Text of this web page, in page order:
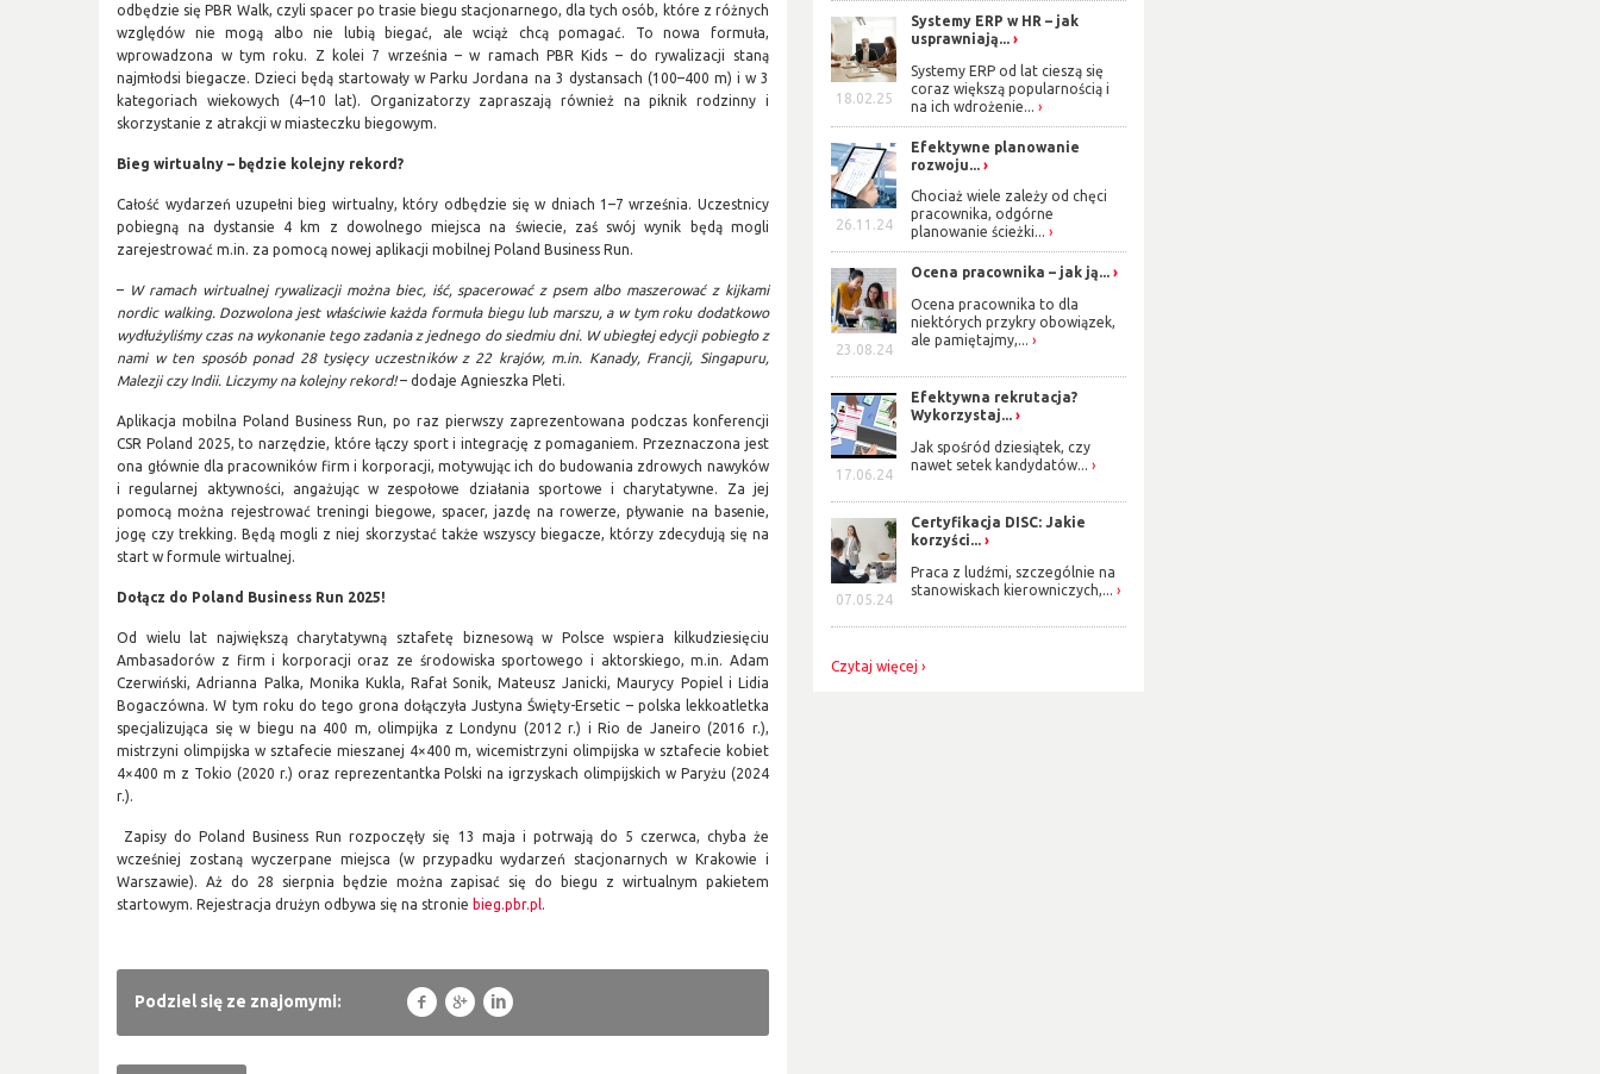
odbędzie się PBR Walk, czyli spacer po trasie biegu stacjonarnego, dla tych osób, które z różnych
względów nie mogą albo nie lubią biegać, ale wciąż chcą pomagać. To nowa formuła,
wprowadzona w tym roku. Z kolei 7 września – w ramach PBR Kids – do rywalizacji staną
najmłodsi biegacze. Dzieci będą startowały w Parku Jordana na 3 dystansach (100–400 m) i w 3
kategoriach wiekowych (4–10 lat). Organizatorzy zapraszają również na piknik rodzinny i
skorzystanie z atrakcji w miasteczku biegowym.
Bieg wirtualny – będzie kolejny rekord?
Całość wydarzeń uzupełni bieg wirtualny, który odbędzie się w dniach 1–7 września. Uczestnicy
pobiegną na dystansie 4 km z dowolnego miejsca na świecie, zaś swój wynik będą mogli
zarejestrować m.in. za pomocą nowej aplikacji mobilnej Poland Business Run.
– W ramach wirtualnej rywalizacji można biec, iść, spacerować z psem albo maszerować z kijkami
nordic walking. Dozwolona jest właściwie każda formuła biegu lub marszu, a w tym roku dodatkowo
wydłużyliśmy czas na wykonanie tego zadania z jednego do siedmiu dni. W ubiegłej edycji pobiegło z
nami w ten sposób ponad 28 tysięcy uczestników z 22 krajów, m.in. Kanady, Francji, Singapuru,
Malezji czy Indii. Liczymy na kolejny rekord!– dodaje Agnieszka Pleti.
Aplikacja mobilna Poland Business Run, po raz pierwszy zaprezentowana podczas konferencji
CSR Poland 2025, to narzędzie, które łączy sport i integrację z pomaganiem. Przeznaczona jest
ona głównie dla pracowników firm i korporacji, motywując ich do budowania zdrowych nawyków
i regularnej aktywności, angażując w zespołowe działania sportowe i charytatywne. Za jej
pomocą można rejestrować treningi biegowe, spacer, jazdę na rowerze, pływanie na basenie,
jogę czy trekking. Będą mogli z niej skorzystać także wszyscy biegacze, którzy zdecydują się na
start w formule wirtualnej.
Dołącz do Poland Business Run 2025!
Od wielu lat największą charytatywną sztafetę biznesową w Polsce wspiera kilkudziesięciu
Ambasadorów z firm i korporacji oraz ze środowiska sportowego i aktorskiego, m.in. Adam
Czerwiński, Adrianna Palka, Monika Kukla, Rafał Sonik, Mateusz Janicki, Maurycy Popiel i Lidia
Bogaczówna. W tym roku do tego grona dołączyła Justyna Święty-Ersetic – polska lekkoatletka
specjalizująca się w biegu na 400 m, olimpijka z Londynu (2012 r.) i Rio de Janeiro (2016 r.),
mistrzyni olimpijska w sztafecie mieszanej 4×400 m, wicemistrzyni olimpijska w sztafecie kobiet
4×400 m z Tokio (2020 r.) oraz reprezentantka Polski na igrzyskach olimpijskich w Paryżu (2024
r.).
Zapisy do Poland Business Run rozpoczęły się 13 maja i potrwają do 5 czerwca, chyba że
wcześniej zostaną wyczerpane miejsca (w przypadku wydarzeń stacjonarnych w Krakowie i
Warszawie). Aż do 28 sierpnia będzie można zapisać się do biegu z wirtualnym pakietem
startowym. Rejestracja drużyn odbywa się na stronie bieg.pbr.pl
Podziel się ze znajomymi: f g l
18.02.25
Systemy ERP w HR – jak
usprawniają...
Systemy ERP od lat cieszą się
coraz większą popularnością i
na ich wdrożenie...
26.11.24
Efektywne planowanie
rozwoju...
Chociaż wiele zależy od chęci
pracownika, odgórne
planowanie ścieżki...
23.08.24
Ocena pracownika – jak ją...
Ocena pracownika to dla
niektórych przykry obowiązek,
ale pamiętajmy,...
17.06.24
Efektywna rekrutacja?
Wykorzystaj...
Jak spośród dziesiątek, czy
nawet setek kandydatów...
07.05.24
Certyfikacja DISC: Jakie
korzyści...
Praca z ludźmi, szczególnie na
stanowiskach kierowniczych,...
Czytaj więcej